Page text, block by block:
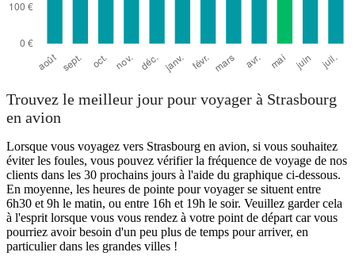
Trouvez le meilleur jour pour voyager à Strasbourg
en avion
Lorsque vous voyagez vers Strasbourg en avion, si vous souhaitez
éviter les foules, vous pouvez vérifier la fréquence de voyage de nos
clients dans les 30 prochains jours à l'aide du graphique ci-dessous.
En moyenne, les heures de pointe pour voyager se situent entre
6h30 et 9h le matin, ou entre 16h et 19h le soir. Veuillez garder cela
à l'esprit lorsque vous vous rendez à votre point de départ car vous
pourriez avoir besoin d'un peu plus de temps pour arriver, en
particulier dans les grandes villes !